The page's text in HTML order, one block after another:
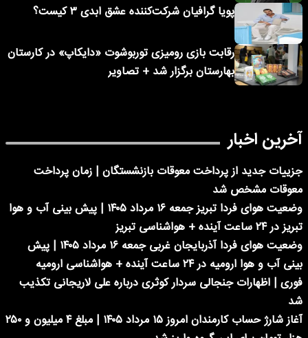
پویا گرافیان شرکت‌کننده عشق ابدی ۳ کیست؟
رقابت بازی رومیزی توربوشوت «دایکاپ» در کارستان
بهارستان برگزار شد + تصاویر
آخرین اخبار
جزییات جدید از پرداخت معوقات بازنشستگان | زمان پرداخت
معوقات مشخص شد
وضعیت هوای فردا تبریز جمعه ۱۶ مرداد ۱۴۰۵ | پیش بینی آب و هوا
تبریز در ۲۴ ساعت آینده + هواشناسی تبریز
وضعیت هوای فردا آذربایجان غربی جمعه ۱۶ مرداد ۱۴۰۵ | پیش
بینی آب و هوا ارومیه در ۲۴ ساعت آینده + هواشناسی ارومیه
فوری | اظهارات جنجالی سردار کوثری درباره علی لاریجانی تکذیب
شد
آغاز شارژ حساب کارمندان امروز ۱۵ مرداد ۱۴۰۵ | مبلغ ۴ میلیون و ۲۵۰